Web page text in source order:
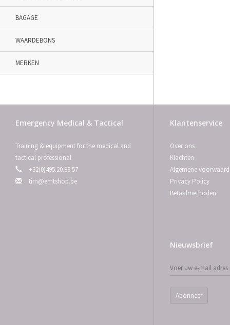
BAGAGE
WAARDEBONS
MERKEN
Emergency Medical & Tactical
Training & equipment for the medical and
tactical professional
+32(0)495.20.88.57
tim@emtshop.be
Klantenservice
Over ons
Klachten
Algemene
Privacy Policy
Betaalmethoden
Nieuwsbrief
Abonneer